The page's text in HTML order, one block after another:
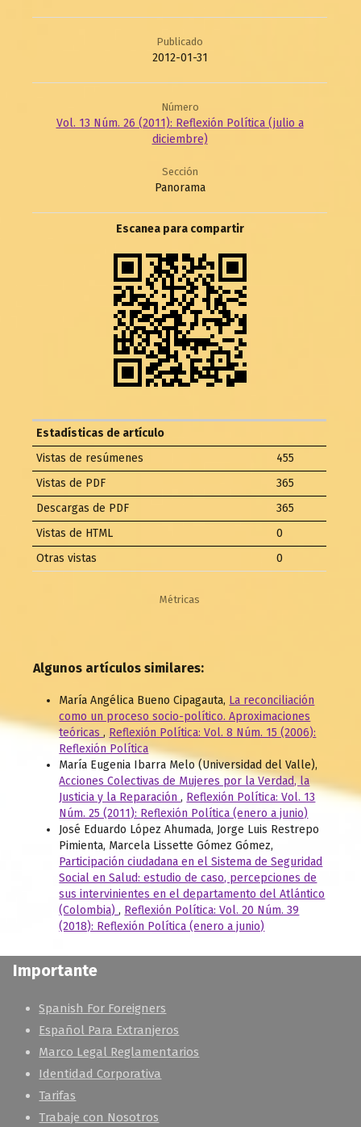
Publicado
2012-01-31
Número
Vol. 13 Núm. 26 (2011): Reflexión Política (julio a
diciembre)
Sección
Panorama
Escanea para compartir
Estadísticas de artículo
Vistas de resúmenes
455
Vistas de PDF
365
Descargas de PDF
365
Vistas de HTML
0
Otras vistas
0
Métricas
Algunos artículos similares:
María Angélica Bueno Cipagauta, La reconciliación
como un proceso socio-político. Aproximaciones
teóricas, Reflexión Política: Vol. 8 Núm. 15 (2006):
Reflexión Política
María Eugenia Ibarra Melo (Universidad del Valle),
Acciones Colectivas de Mujeres por la Verdad, la
Justicia y la Reparación, Reflexión Política: Vol. 13
Núm. 25 (2011): Reflexión Política (enero a junio)
José Eduardo López Ahumada, Jorge Luis Restrepo
Pimienta, Marcela Lissette Gómez Gómez,
Participación ciudadana en el Sistema de Seguridad
Social en Salud: estudio de caso, percepciones de
sus intervinientes en el departamento del Atlántico
(Colombia), Reflexión Política: Vol. 20 Núm. 39
(2018): Reflexión Política (enero a junio)
Importante
Spanish For Foreigners
Español Para Extranjeros
Marco Legal Reglamentarios
Identidad Corporativa
Tarifas
Trabaje con Nosotros